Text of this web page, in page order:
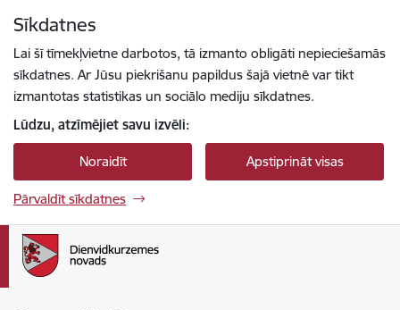
Sīkdatnes
Lai šī tīmekļvietne darbotos, tā izmanto obligāti nepieciešamās
sīkdatnes. Ar Jūsu piekrišanu papildus šajā vietnē var tikt
izmantotas statistikas un sociālo mediju sīkdatnes.
Lūdzu, atzīmējiet savu izvēli:
Noraidīt Apstiprināt visas
Pārvaldīt sīkdatnes